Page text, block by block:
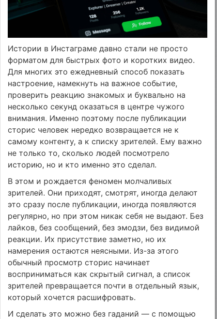
Истории в Инстаграме давно стали не просто
форматом для быстрых фото и коротких видео.
Для многих это ежедневный способ показать
настроение, намекнуть на важное событие,
проверить реакцию знакомых и буквально на
несколько секунд оказаться в центре чужого
внимания. Именно поэтому после публикации
сторис человек нередко возвращается не к
самому контенту, а к списку зрителей. Ему важно
не только то, сколько людей посмотрело
историю, но и кто именно это сделал.
В этом и рождается феномен молчаливых
зрителей. Они приходят, смотрят, иногда делают
это сразу после публикации, иногда появляются
регулярно, но при этом никак себя не выдают. Без
лайков, без сообщений, без эмодзи, без видимой
реакции. Их присутствие заметно, но их
намерения остаются неясными. Из-за этого
обычный просмотр сторис начинает
восприниматься как скрытый сигнал, а список
зрителей превращается почти в отдельный язык,
который хочется расшифровать.
И сделать это можно без гаданий — с помощью